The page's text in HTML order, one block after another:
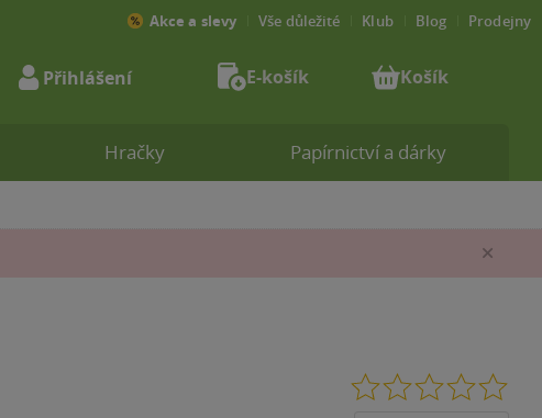
Hračky Papírnictví a dárky
Akce a slevy Vše důležité Klub Blog Prodejny
Přihlášení E-košík Košík